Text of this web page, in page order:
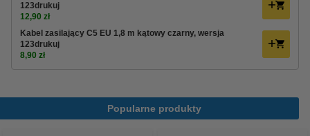
123drukuj
12,90 zł
Kabel zasilający C5 EU 1,8 m kątowy czarny, wersja
123drukuj
8,90 zł
Popularne produkty